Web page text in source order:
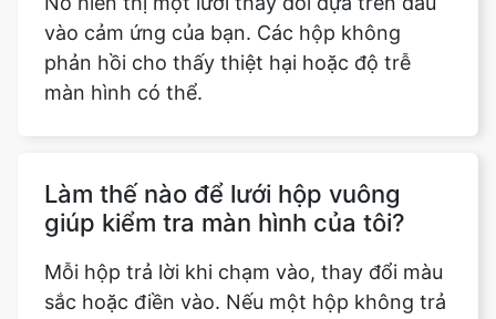
vào cảm ứng của bạn. Các hộp không
phản hồi cho thấy thiệt hại hoặc độ trễ
màn hình có thể.
Làm thế nào để lưới hộp vuông
giúp kiểm tra màn hình của tôi?
Mỗi hộp trả lời khi chạm vào, thay đổi màu
sắc hoặc điền vào. Nếu một hộp không trả